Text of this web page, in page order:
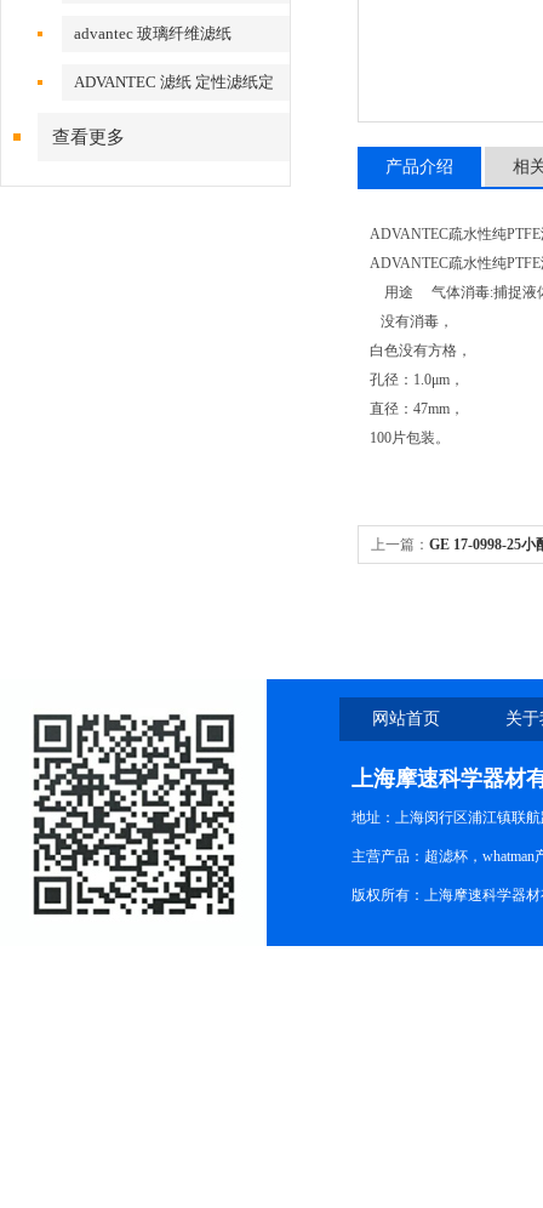
advantec 玻璃纤维滤纸
ADVANTEC 滤纸 定性滤纸定
查看更多
产品介绍 相
ADVANTEC疏水性纯
ADVANTEC疏水性纯
用途 气体消毒:捕捉液
没有消毒，
白色没有方格，
孔径：1.0μm，
直径：47mm，
100片包装。
上一篇： GE 17-0998-25
网站首页 关
上海摩速科学器材
地址：上海闵行区浦江镇联航
主营产品：超滤杯，
版权所有：上海摩速科学器